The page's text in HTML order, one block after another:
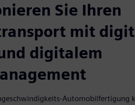
Sie Ihren
mit
digitalem
Automobilfertigung